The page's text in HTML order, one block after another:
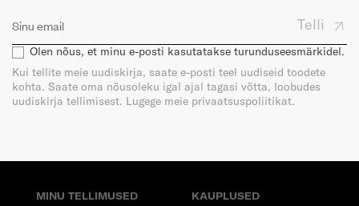
Telli
Olen nõus, et minu e-posti kasutatakse turunduseesmärkidel.
Kui tellite meie uudiskirja, saate e-posti teel uudiseid toodete
kohta. Saate oma nõusoleku igal ajal tagasi võtta, loobudes
uudiskirja tellimisest. Lugege meie privaatsuspoliitikat.
MINU TELLIMUSED KAUPLUSED